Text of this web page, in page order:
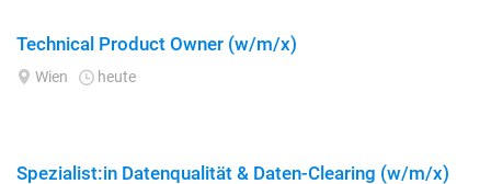
Technical Product Owner (w/m/x)
Wien heute
Spezialist:in Datenqualität & Daten-Clearing (w/m/x)